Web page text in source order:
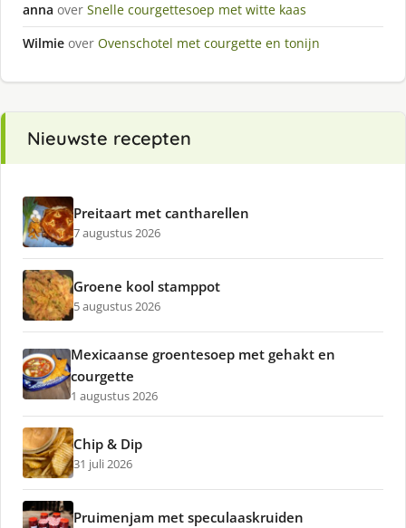
anna over Snelle courgettesoep met witte kaas
Wilmie over Ovenschotel met courgette en tonijn
Nieuwste recepten
Preitaart met cantharellen
7 augustus 2026
Groene kool stamppot
5 augustus 2026
Mexicaanse groentesoep met gehakt en
courgette
1 augustus 2026
Chip & Dip
31 juli 2026
Pruimenjam met speculaaskruiden